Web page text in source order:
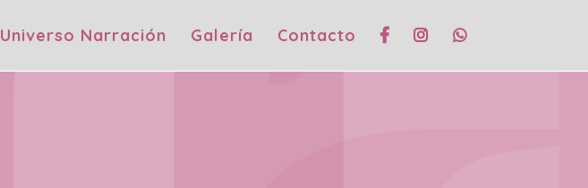
Universo Narración Galería Contacto